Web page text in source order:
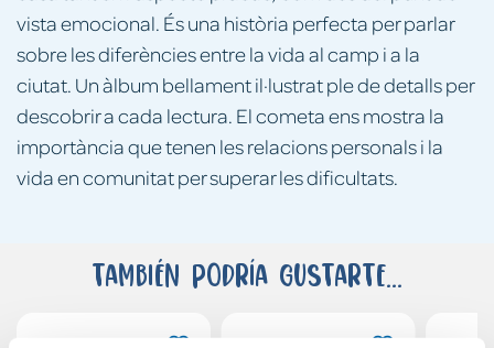
vista emocional. És una història perfecta per parlar
sobre les diferències entre la vida al camp i a la
ciutat. Un àlbum bellament il·lustrat ple de detalls per
descobrir a cada lectura. El cometa ens mostra la
importància que tenen les relacions personals i la
vida en comunitat per superar les dificultats.
También podría gustarte...